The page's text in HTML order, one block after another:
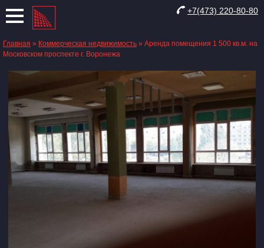
+7(473) 220-80-80
Главная » Коммерческая недвижимость » Аренда помещения 1 500 кв.м. на
Московском проспекте г. Воронежа